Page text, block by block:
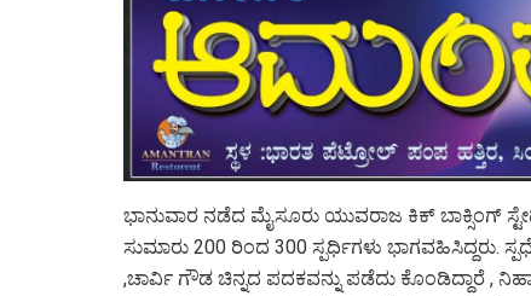
ಭಾನುವಾರ ನಡೆದ ಮೈಸೂರು ಯುವರಾಜ ಕಿಕ್ ಬಾಕ್ಸಿಂಗ್
ಸುಮಾರು 200 ರಿಂದ 300 ಸ್ಪರ್ಧಿಗಳು
,ಚಾರ್ವಿ ಗೌಡ ಚಿನ್ನದ ಪದಕವನ್ನು ಪಡೆದು ಕೊಂಡಿದ್ದಾರೆ ,